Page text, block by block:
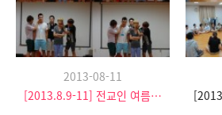
2013-08-11
[2013.8.9-11] 전교인 여름수련회- "이쉼 전쉼"